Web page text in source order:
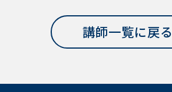
講師一覧に戻る